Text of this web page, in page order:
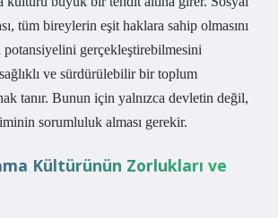
tüm bireylerin eşit haklara sahip olmasını
gerçekleştirebilmesini
ve sürdürülebilir bir toplum
tanır. Bunun için yalnızca devletin değil,
sorumluluk alması gerekir.
Kültürünün Zorlukları ve